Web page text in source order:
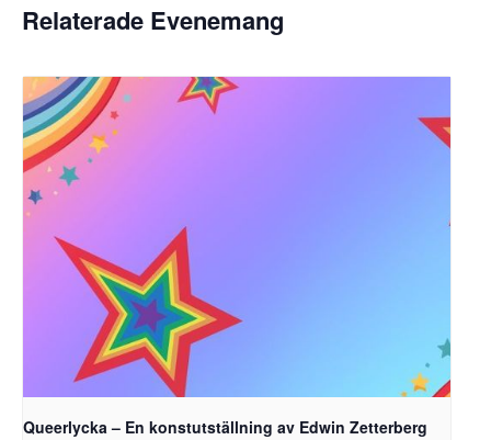
Relaterade Evenemang
Queerlycka – En konstutställning av Edwin Zetterberg